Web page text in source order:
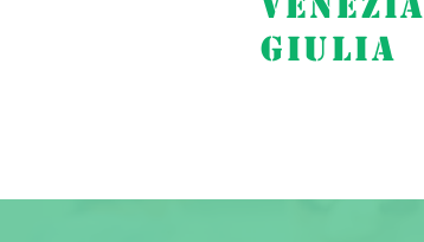
GIULIA